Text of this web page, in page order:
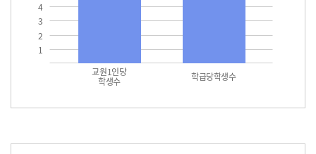
1
2
3
4
교원1인당
학생수 학급당학생수